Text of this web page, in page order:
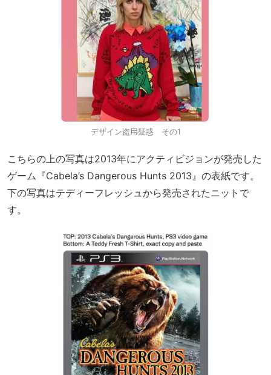
デザイン盗用疑惑 その1
こちらの上の写真は2013年にアクティビジョンが発売した
ゲーム『Cabela’s Dangerous Hunts 2013』の表紙です。
下の写真はテディーフレッシュから発売されたニットで
す。